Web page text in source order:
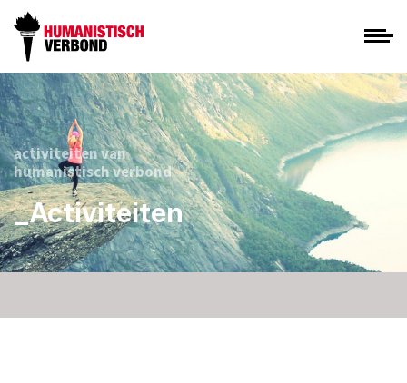
activiteiten van
humanistisch verbond
_Activiteiten